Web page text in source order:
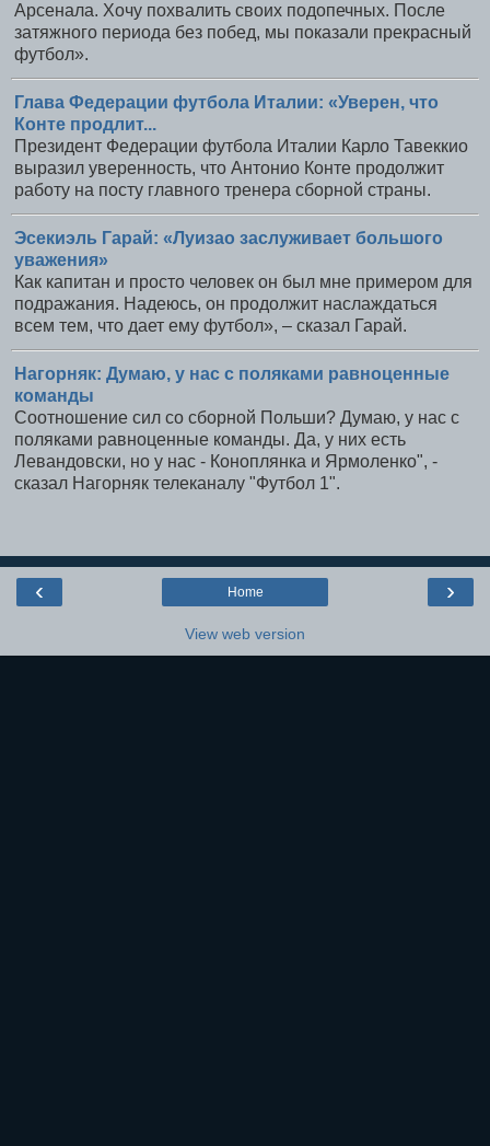
Арсенала. Хочу похвалить своих подопечных. После
затяжного периода без побед, мы показали прекрасный
футбол».
Глава Федерации футбола Италии: «Уверен, что
Конте продлит...
Президент Федерации футбола Италии Карло Тавеккио
выразил уверенность, что Антонио Конте продолжит
работу на посту главного тренера сборной страны.
Эсекиэль Гарай: «Луизао заслуживает большого
уважения»
Как капитан и просто человек он был мне примером для
подражания. Надеюсь, он продолжит наслаждаться
всем тем, что дает ему футбол», – сказал Гарай.
Нагорняк: Думаю, у нас с поляками равноценные
команды
Соотношение сил со сборной Польши? Думаю, у нас с
поляками равноценные команды. Да, у них есть
Левандовски, но у нас - Коноплянка и Ярмоленко", -
сказал Нагорняк телеканалу "Футбол 1".
‹ ›
Home
View web version